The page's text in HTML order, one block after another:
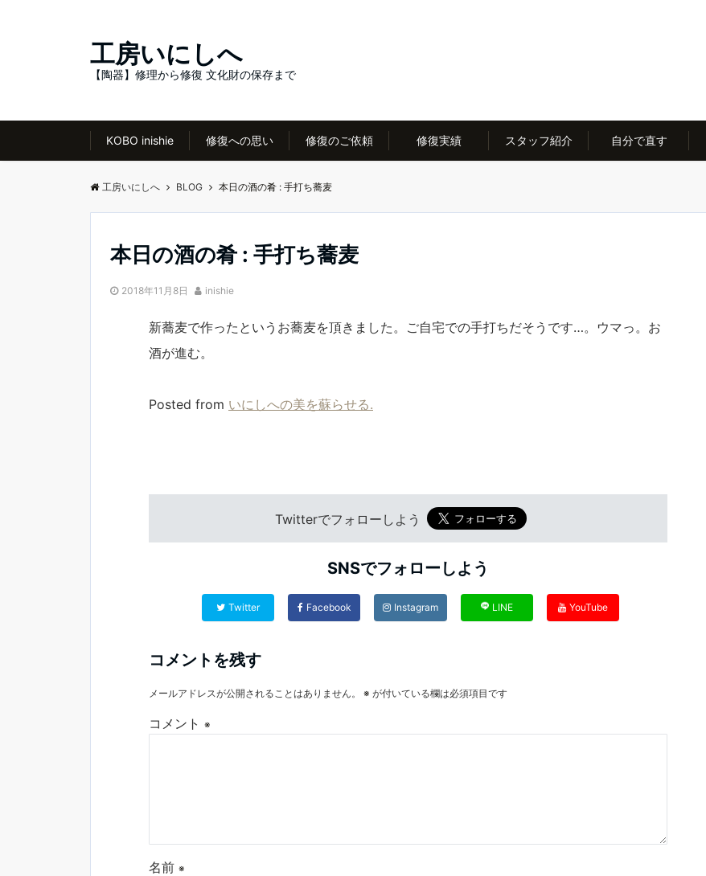
工房いにしへ
【陶器】修理から修復 文化財の保存まで
KOBO inishie 修復への思い 修復のご依頼 修復実績 スタッフ紹介 自分で直す
工房いにしへ BLOG 本日の酒の肴 : 手打ち蕎麦
本日の酒の肴 : 手打ち蕎麦
2018年11月8日 inishie
新蕎麦で作ったというお蕎麦を頂きました。ご自宅での手打ちだそうです…。ウマっ。お
酒が進む。
Posted from いにしへの美を蘇らせる.
Twitterでフォローしよう
SNSでフォローしよう
Twitter Facebook Instagram LINE YouTube
コメントを残す
メールアドレスが公開されることはありません。 ※ が付いている欄は必須項目です
コメント ※
名前 ※